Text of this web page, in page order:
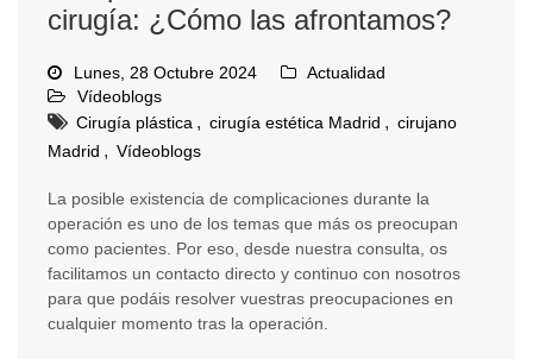
cirugía: ¿Cómo las afrontamos?
Lunes, 28 Octubre 2024
Actualidad
Vídeoblogs
Cirugía plástica , cirugía estética Madrid , cirujano
Madrid , Vídeoblogs
La posible existencia de complicaciones durante la
operación es uno de los temas que más os preocupan
como pacientes. Por eso, desde nuestra consulta, os
facilitamos un contacto directo y continuo con nosotros
para que podáis resolver vuestras preocupaciones en
cualquier momento tras la operación.